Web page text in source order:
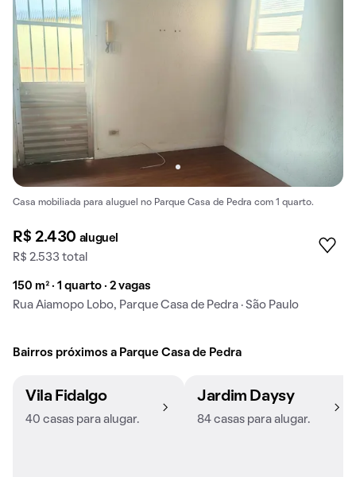
Casa mobiliada para aluguel no Parque Casa de Pedra com 1 quarto.
R$ 2.430 aluguel
R$ 2.533 total
150 m² · 1 quarto · 2 vagas
Rua Aiamopo Lobo, Parque Casa de Pedra · São Paulo
Bairros próximos a Parque Casa de Pedra
Vila Fidalgo
40 casas para alugar.
Jardim Daysy
84 casas para alugar.